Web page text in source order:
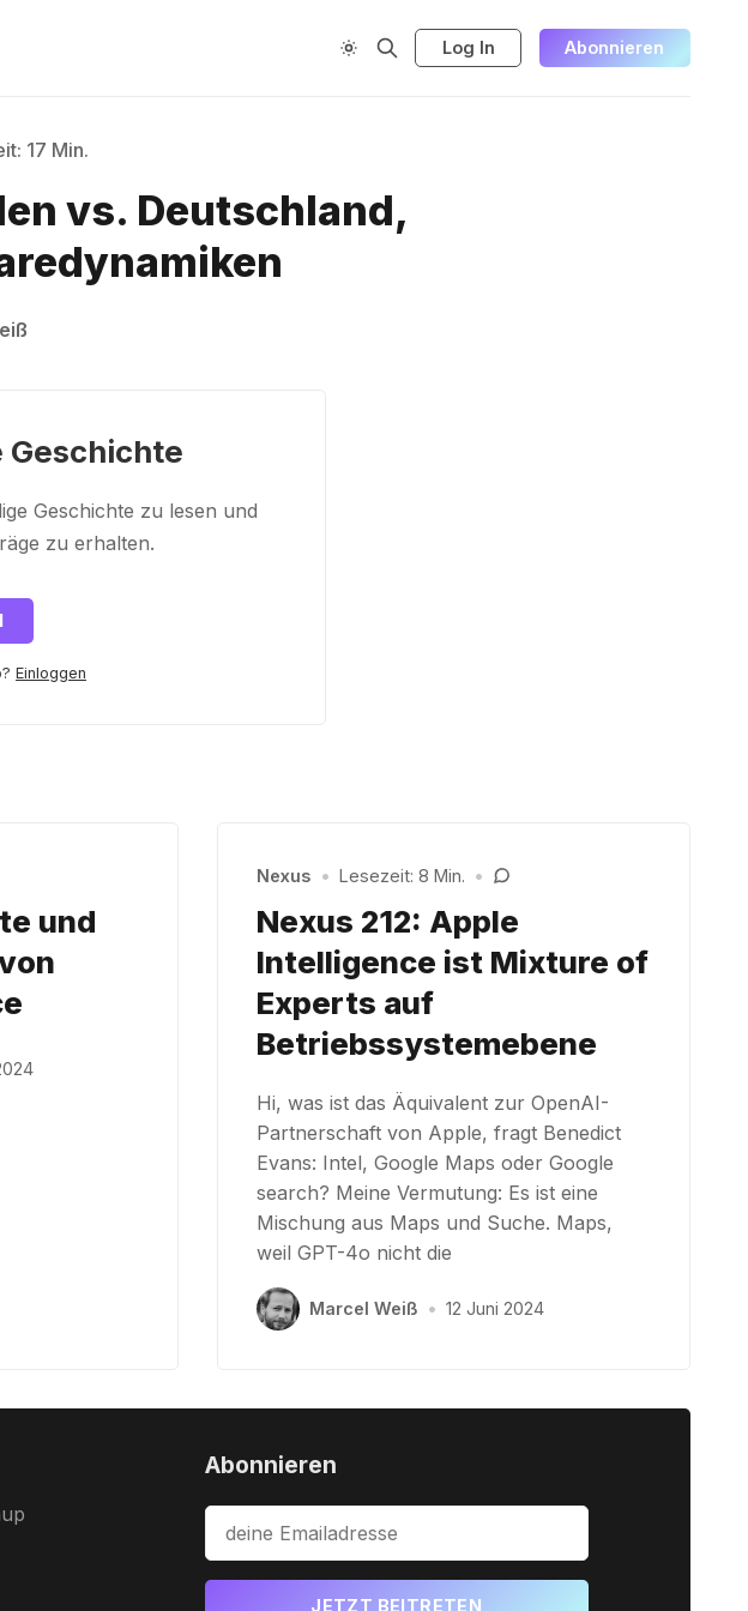
Log In Abonnieren
Zeichen ein
17 Min.
vs. Deutschland,
Geschichte
Geschichte zu lesen und
zu erhalten.
Einloggen
und
Nexus • Lesezeit: 8 Min. •
Nexus 212: Apple
Intelligence ist Mixture of
Experts auf
Betriebssystemebene
Hi, was ist das Äquivalent zur OpenAI-
Partnerschaft von Apple, fragt Benedict
Evans: Intel, Google Maps oder Google
search? Meine Vermutung: Es ist eine
Mischung aus Maps und Suche. Maps,
weil GPT-4o nicht die
Marcel Weiß • 12 Juni 2024
Abonnieren
JETZT BEITRETEN